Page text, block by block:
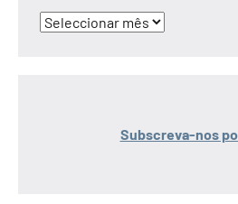
Arquivo
Subscreva-nos